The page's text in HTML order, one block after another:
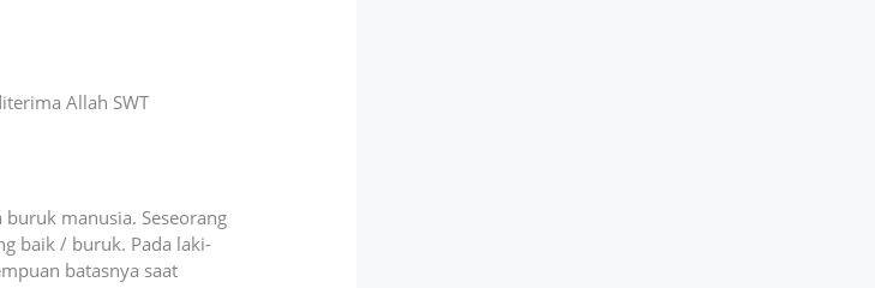
Allah SWT
manusia. Seseorang
baik / buruk. Pada laki-
batasnya saat